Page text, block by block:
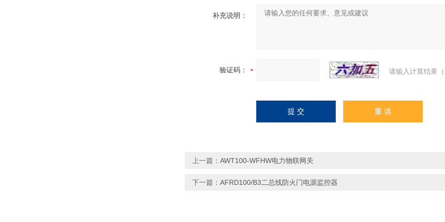
补充说明：
验证码： 请输入计算结果
上一篇： AWT100-WFHW电力物联网关
下一篇： AFRD100/B3二总线防火门电源监控器